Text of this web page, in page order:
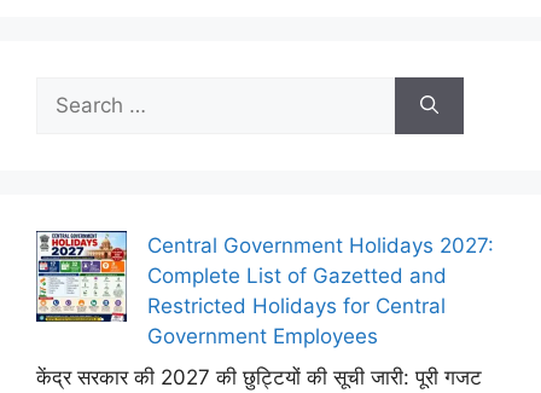
Search
for:
Central Government Holidays 2027:
Complete List of Gazetted and
Restricted Holidays for Central
Government Employees
केंद्र सरकार की 2027 की छुट्टियों की सूची जारी: पूरी गजट